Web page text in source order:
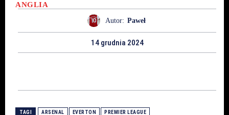
ANGLIA
Autor: Paweł
14 grudnia 2024
TAGI ARSENAL EVERTON PREMIER LEAGUE